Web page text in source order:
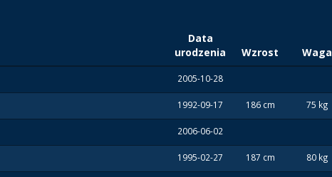
Data
urodzenia
Wzrost Waga
2005-10-28
1992-09-17 186 cm 75 kg
2006-06-02
1995-02-27 187 cm 80 kg